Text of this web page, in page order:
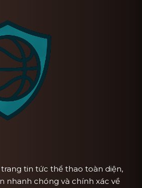
tin tức thể thao toàn diện,
nhanh chóng và chính xác về